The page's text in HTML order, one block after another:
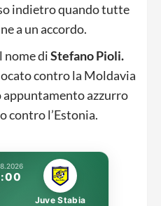
indietro quando tutte
a un accordo.
nome diStefano Pioli.
contro la Moldavia
appuntamento azzurro
contro l’Estonia.
Juve Stabia